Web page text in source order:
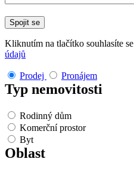
Kliknutím na tlačítko souhlasíte se
údajů
Prodej Pronájem
Typ nemovitosti
Rodinný dům
Komerční prostor
Byt
Oblast